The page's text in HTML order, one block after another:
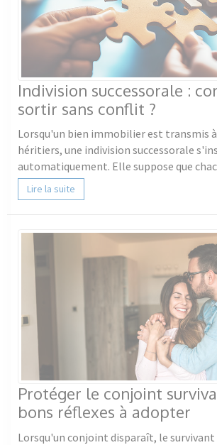
Indivision successorale :
sortir sans conflit ?
Lorsqu'un bien immobilier est transmis
héritiers, une indivision successorale
automatiquement. Elle suppose que
Lire la suite
Protéger le conjoint
bons réflexes à adopter
Lorsqu'un conjoint disparaît, le survivant